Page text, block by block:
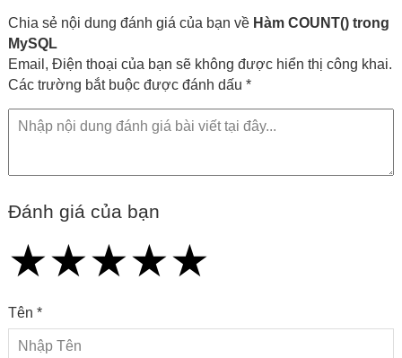
Chia sẻ nội dung đánh giá của bạn về Hàm COUNT() trong
MySQL
Email, Điện thoại của bạn sẽ không được hiển thị công khai.
Các trường bắt buộc được đánh dấu *
Đánh giá của bạn
★
★★
★★★
★★★★
★★★★★
Tên *